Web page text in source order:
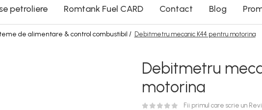
petroliere Romtank Fuel CARD Contact Blog
de alimentare & control combustibil / Debitmetru mecanic K44 pentru motorina
Debitmetru
motorina
Fii primul care scrie un